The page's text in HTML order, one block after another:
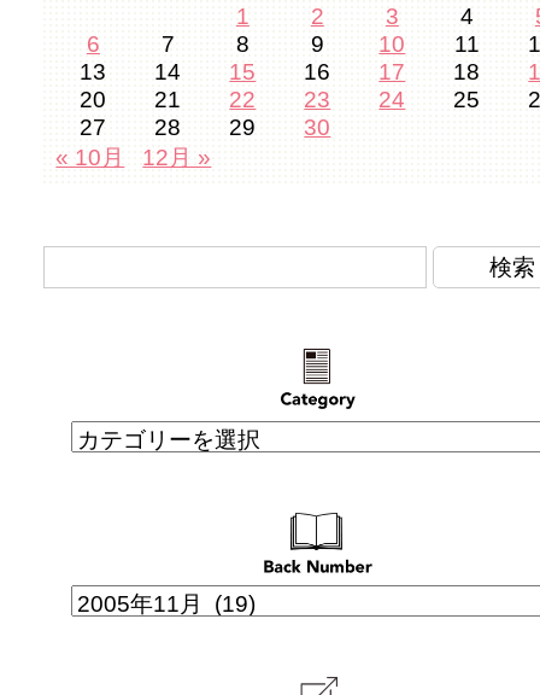
1
2 3 4
6
7 8 9 10 11
13
14 15 16 17 18
20
21 22 23 24 25
27
28 29
30
« 10月
12月 »